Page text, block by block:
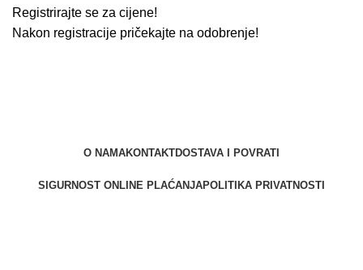
Registrirajte se za cijene!
Nakon registracije pričekajte na odobrenje!
O NAMAKONTAKTDOSTAVA I POVRATI
SIGURNOST ONLINE PLAĆANJAPOLITIKA PRIVATNOSTI